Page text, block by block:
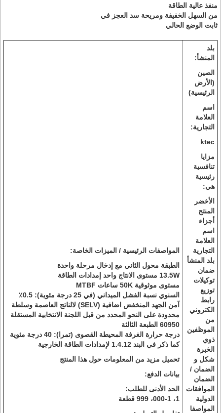
منفذ عالية الطاقة
من السهل الخفيفة ومريحة سد العجز في
ثابت الوضع الحالي
بلد
المنشأ:
الصين
(الأرض
الرئيسية)
اسم
العلامة
التجارية:
ktec
مزايا
تنافسية
رئيسية
هي:
الأخضر
المنتج
أجزاء
اسم
العلامة
التجارية
بلد المنشأ
ضمان
توكيلات
توزيع
رابط
الكتروني
من
الموظفين
ذوي
الخبرة
شكل و
الضمان /
الضمان
الموافقات
الدولية
المواصفا
المواصفات الرئيسية / الميزات الخاصة:
الطبقة محول الثاني مع إدخال مرحلة واحدة
13.5W مستوى الانتاج واحد إمدادات الطاقة
مستوى موثوقية 50K ساعات MTBF
السنوي نسبة الفشل الميداني (في 25 درجة مئوية): 0.5٪
آمن الجهد المنخفض اضافية (SELV) لالناتج العاصمة وسلطة
محدودة على النحو المحدد من قبل اللجنة الانتخابية المستقلة
60950 الطبعة الثالثة
درجة حرارة الغرفة المحيطة القصوى (تمرا): 40 درجة مئوية
كما ذكر في البند 1.4.12 لإمدادات الطاقة الخارجية
تحميل مزيد من المعلومات حول هذا المنتج
بيانات الدفع:
الحد الأدنى للطلب:
1، 000-1، 999 قطعة